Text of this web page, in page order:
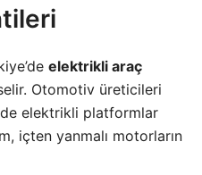
elektrikli araç
Otomotiv üreticileri
elektrikli platformlar
içten yanmalı motorların